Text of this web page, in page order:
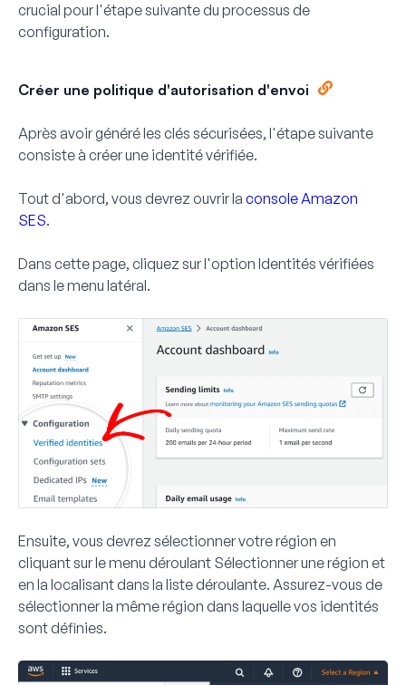
crucial pour l'étape suivante du processus de
configuration.
Créer une politique d'autorisation d'envoi
Après avoir généré les clés sécurisées, l'étape suivante
consiste à créer une identité vérifiée.
Tout d'abord, vous devrez ouvrir la console Amazon
SES.
Dans cette page, cliquez sur l'option Identités vérifiées
dans le menu latéral.
Ensuite, vous devrez sélectionner votre région en
cliquant sur le menu déroulant Sélectionner une région et
en la localisant dans la liste déroulante. Assurez-vous de
sélectionner la même région dans laquelle vos identités
sont définies.